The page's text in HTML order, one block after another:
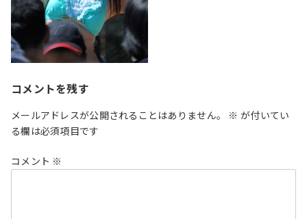
コメントを残す
メールアドレスが公開されることはありません。 ※ が付いてい
る欄は必須項目です
コメント ※